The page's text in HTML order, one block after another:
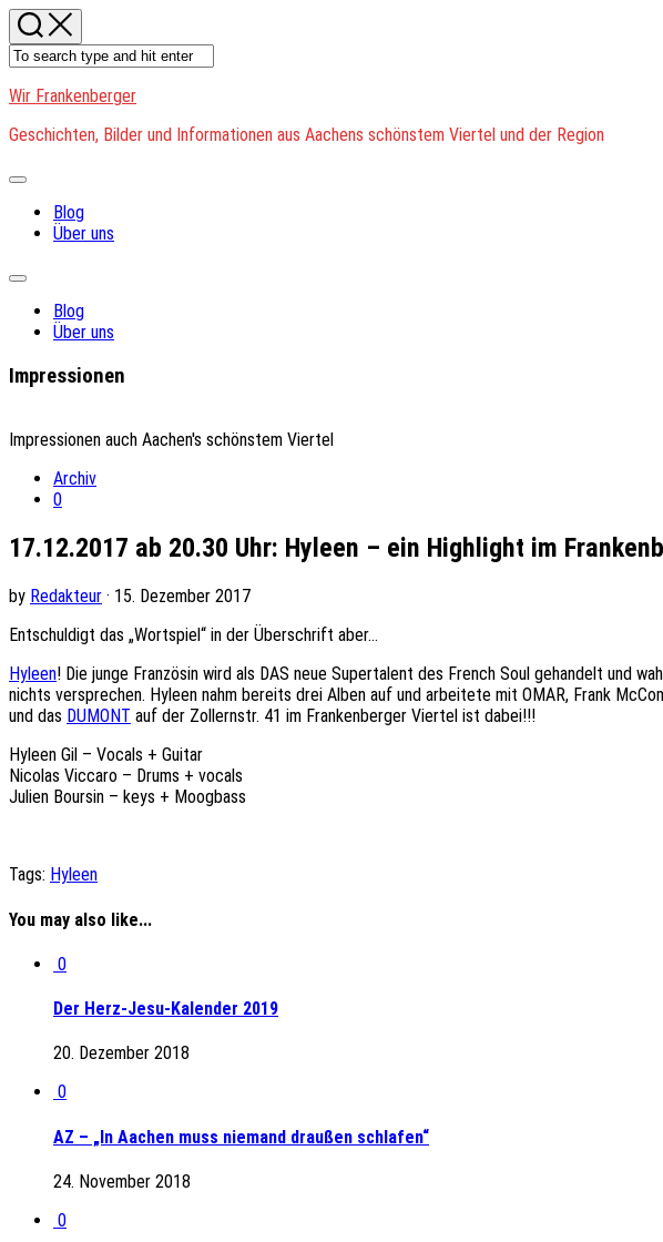
Skip
to
content
Wir Frankenberger
Geschichten, Bilder und Informationen aus Aachens schönstem Viertel und der Region
Expand
Blog
Über uns
Expand
Blog
Über uns
Impressionen
Impressionen auch Aachen's schönstem Viertel
Archiv
0
17.12.2017 ab 20.30 Uhr: Hyleen – ein Highlight im
by Redakteur · 15. Dezember 2017
Entschuldigt das „Wortspiel“ in der Überschrift aber…
Hyleen! Die junge Französin wird als DAS neue Supertalent des French Soul gehandelt und
nichts versprechen. Hyleen nahm bereits drei Alben auf und arbeitete mit OMAR, Frank
und das DUMONT auf der Zollernstr. 41 im Frankenberger Viertel ist dabei!!!
Hyleen Gil – Vocals + Guitar
Nicolas Viccaro – Drums + vocals
Julien Boursin – keys + Moogbass
Tags: Hyleen
You may also like...
0
Der Herz-Jesu-Kalender 2019
20. Dezember 2018
0
AZ – „In Aachen muss niemand draußen schlafen“
24. November 2018
0